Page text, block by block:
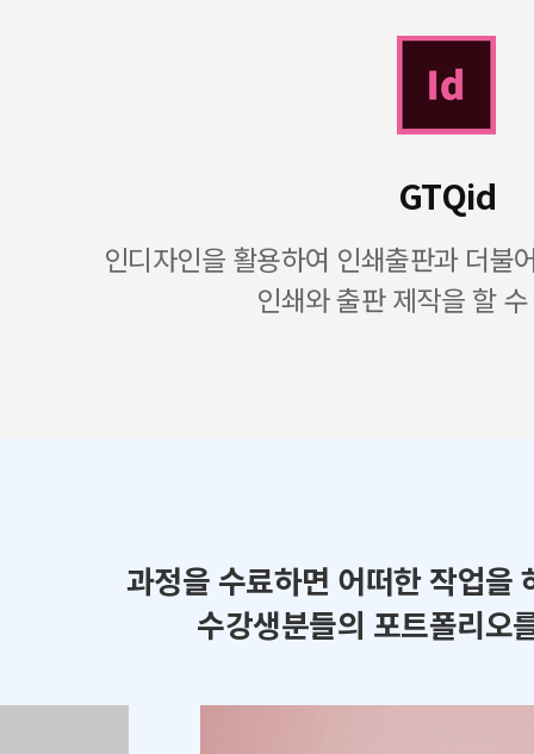
GTQid
인디자인을 활용하여 인쇄출판과 더불
인쇄와 출판 제작을 할
과정을 수료하면 어떠한 작업을
수강생분들의 포트폴리오